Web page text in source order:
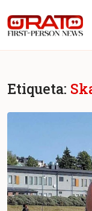
Etiqueta: